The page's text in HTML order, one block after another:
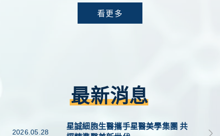
看更多
最新消息
2026.05.28
星誠細胞生醫攜手星醫美學集團 共